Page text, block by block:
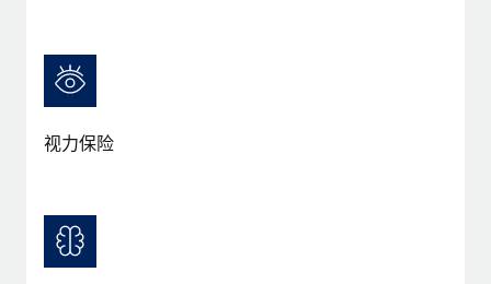
快速建立合规实体
人员调配与搬迁
Reverse Tech's strategic partnership with
Remote for contractor management and
Reverse Tech at a glance Health and wellness startup,
了解更多
Most teams hear "payroll implementation" and picture a
six-month project with a dedicated team....
视力保险